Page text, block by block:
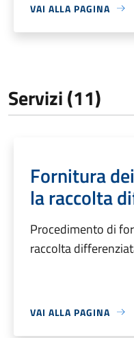
VAI ALLA PAGINA
Servizi (11)
Fornitura
la raccolta
Procedimento di
raccolta
VAI ALLA PAGINA